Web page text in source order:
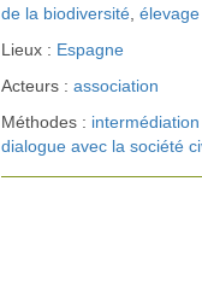
de la biodiversité, élevage
Lieux : Espagne
Acteurs : association
Méthodes :
dialogue avec la société